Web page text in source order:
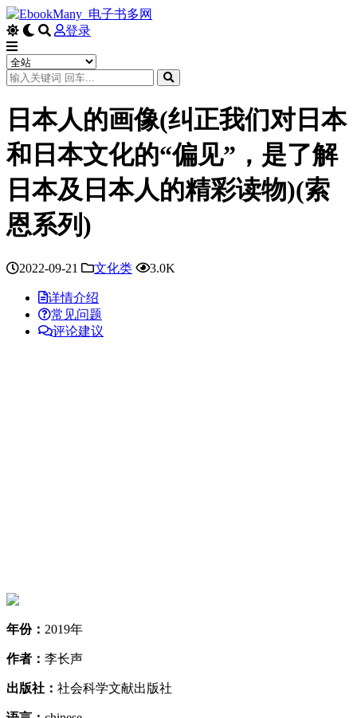
登录
日本人的画像(纠正我们对日本
和日本文化的“偏见”，是了解
日本及日本人的精彩读物)(索
恩系列)
2022-09-21 文化类 3.0K
详情介绍
常见问题
评论建议
年份： 2019年
作者： 李长声
出版社： 社会科学文献出版社